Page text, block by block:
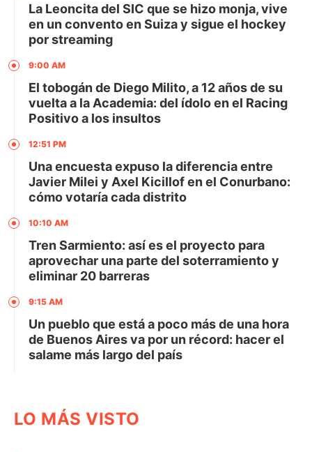
La Leoncita del SIC que se hizo monja, vive
en un convento en Suiza y sigue el hockey
por streaming
9:00 AM
El tobogán de Diego Milito, a 12 años de su
vuelta a la Academia: del ídolo en el Racing
Positivo a los insultos
12:51 PM
Una encuesta expuso la diferencia entre
Javier Milei y Axel Kicillof en el Conurbano:
cómo votaría cada distrito
10:10 AM
Tren Sarmiento: así es el proyecto para
aprovechar una parte del soterramiento y
eliminar 20 barreras
9:15 AM
Un pueblo que está a poco más de una hora
de Buenos Aires va por un récord: hacer el
salame más largo del país
LO MÁS VISTO